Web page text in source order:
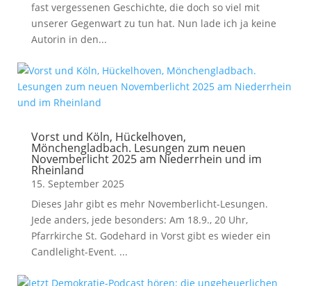
fast vergessenen Geschichte, die doch so viel mit
unserer Gegenwart zu tun hat. Nun lade ich ja keine
Autorin in den...
Vorst und Köln, Hückelhoven,
Mönchengladbach. Lesungen zum neuen
Novemberlicht 2025 am Niederrhein und im
Rheinland
15. September 2025
Dieses Jahr gibt es mehr Novemberlicht-Lesungen.
Jede anders, jede besonders: Am 18.9., 20 Uhr,
Pfarrkirche St. Godehard in Vorst gibt es wieder ein
Candlelight-Event. ...